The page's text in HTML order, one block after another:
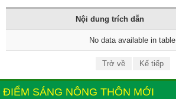
Nội dung trích dẫn
No data available in table
Trở về Kế tiếp
ĐIỂM SÁNG NÔNG THÔN MỚI